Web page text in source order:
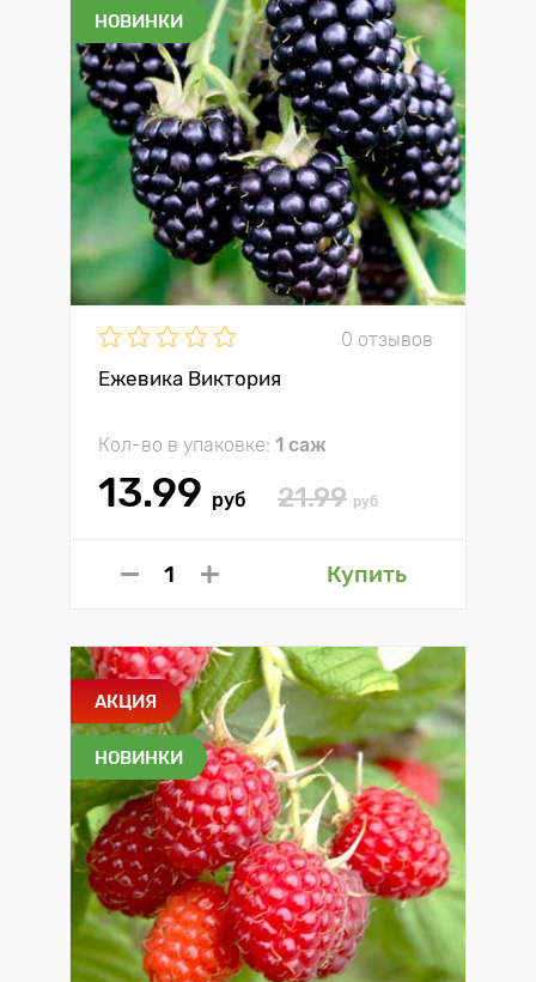
НОВИНКИ
0 отзывов
Ежевика Виктория
Кол-во в упаковке: 1 саж
13.99 руб 21.99 руб
Купить
АКЦИЯ
НОВИНКИ